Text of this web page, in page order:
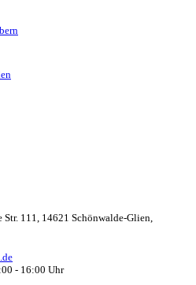
111, 14621 Schönwalde-Glien,
- 16:00 Uhr